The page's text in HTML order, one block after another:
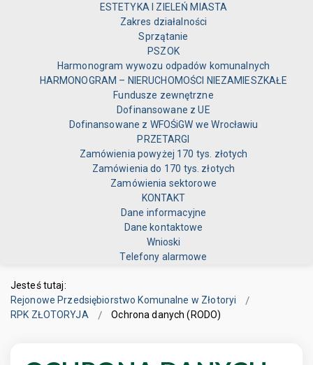
ESTETYKA I ZIELEŃ MIASTA
Zakres działalności
Sprzątanie
PSZOK
Harmonogram wywozu odpadów komunalnych
HARMONOGRAM – NIERUCHOMOŚCI NIEZAMIESZKAŁE
Fundusze zewnętrzne
Dofinansowane z UE
Dofinansowane z WFOŚiGW we Wrocławiu
PRZETARGI
Zamówienia powyżej 170 tys. złotych
Zamówienia do 170 tys. złotych
Zamówienia sektorowe
KONTAKT
Dane informacyjne
Dane kontaktowe
Wnioski
Telefony alarmowe
Jesteś tutaj:
Rejonowe Przedsiębiorstwo Komunalne w Złotoryi
RPK ZŁOTORYJA
Ochrona danych (RODO)